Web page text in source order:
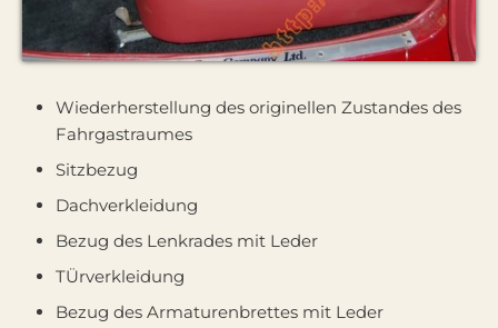
Wiederherstellung des originellen Zustandes des
Fahrgastraumes
Sitzbezug
Dachverkleidung
Bezug des Lenkrades mit Leder
TÜrverkleidung
Bezug des Armaturenbrettes mit Leder